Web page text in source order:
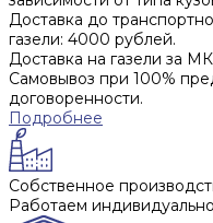
Доставка до
газели: 4000 рублей.
Доставка на газели за
Самовывоз при 100%
договоренности.
Подробнее
Собственное
Работаем